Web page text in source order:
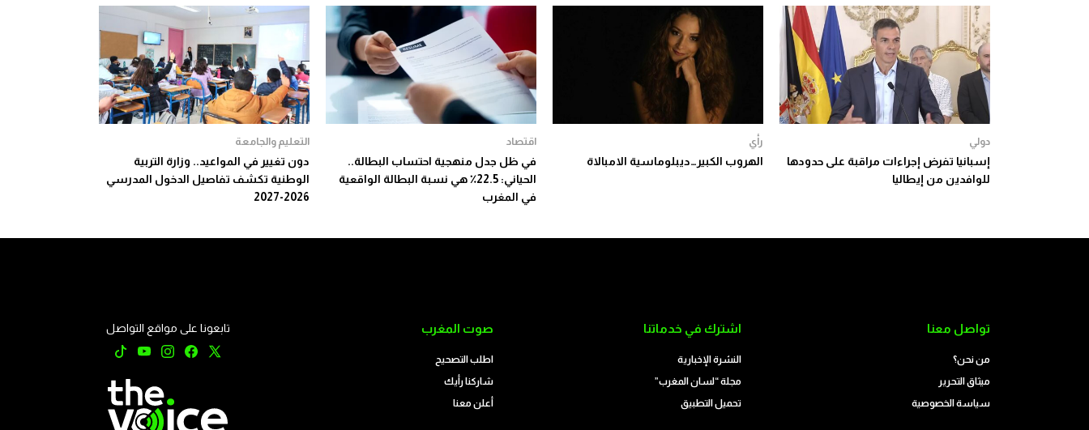
دولي
إسبانيا تفرض إجراءات مراقبة على حدودها
للوافدين من إيطاليا
رأي
الهروب الكبير…ديبلوماسية الامبالاة
اقتصاد
في ظل جدل منهجية احتساب البطالة..
الحياني: 22.5٪ هي نسبة البطالة الواقعية
في المغرب
التعليم والجامعة
دون تغيير في المواعيد.. وزارة التربية
الوطنية تكشف تفاصيل الدخول المدرسي
2026-2027
تواصل معنا
من نحن؟
ميثاق التحرير
سياسة الخصوصية
اشترك في خدماتنا
النشرة الإخبارية
مجلة “لسان المغرب”
تحميل التطبيق
صوت المغرب
اطلب التصحيح
شاركنا رأيك
أعلن معنا
تابعونا على مواقع التواصل